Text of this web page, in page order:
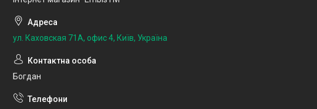
ул. Каховская 71А, офис 4, Київ, Україна
Богдан